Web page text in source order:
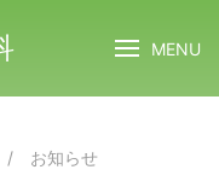
MENU
/ お知らせ